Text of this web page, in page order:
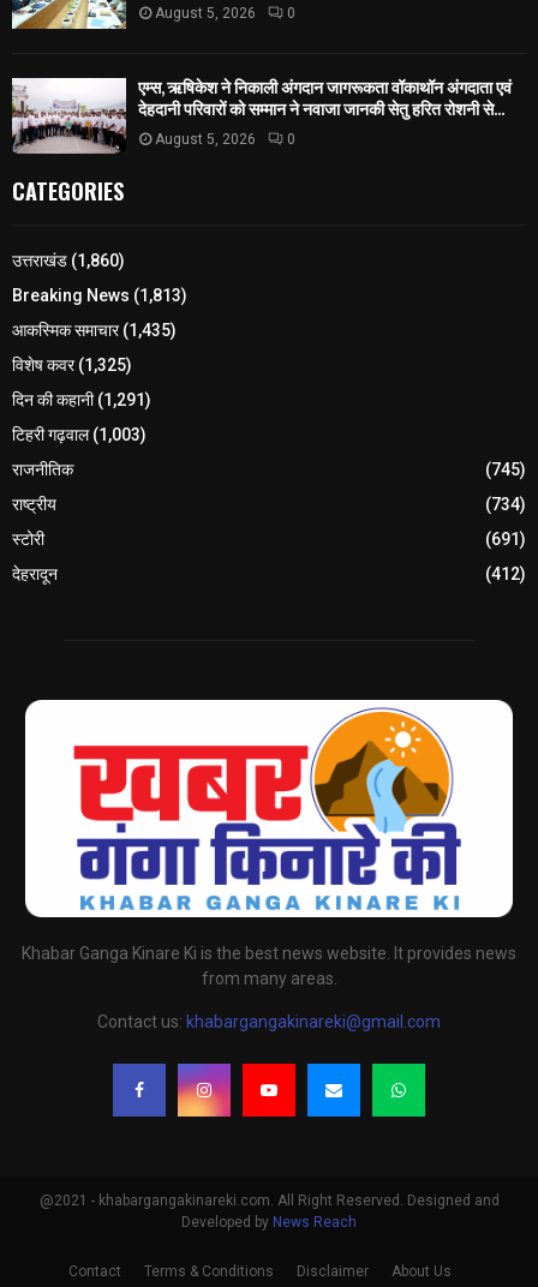
August 5, 2026 0
एम्स, ऋषिकेश ने निकाली अंगदान जागरूकता वॉकाथॉन अंगदाता एवं
देहदानी परिवारों को सम्मान ने नवाजा जानकी सेतु हरित रोशनी से...
August 5, 2026 0
CATEGORIES
उत्तराखंड (1,860)
Breaking News (1,813)
आकस्मिक समाचार(1,435)
विशेष कवर(1,325)
दिन की कहानी(1,291)
टिहरी गढ़वाल(1,003)
राजनीतिक
(745)
राष्ट्रीय
(734)
स्टोरी
(691)
देहरादून
(412)
Khabar Ganga Kinare Ki is the best news website. It provides news
from many areas.
Contact us: khabargangakinareki@gmail.com
@2021 - khabargangakinareki.com. All Right Reserved. Designed and
Developed by News Reach
Contact Terms & Conditions Disclaimer About Us